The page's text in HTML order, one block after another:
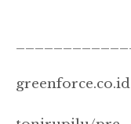
greenforce.co.id